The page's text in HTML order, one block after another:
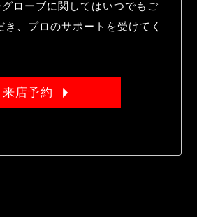
ローブに関してはいつでもご
き、プロのサポートを受けてく
来店予約